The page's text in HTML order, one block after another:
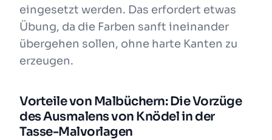
eingesetzt werden. Das erfordert etwas
Übung, da die Farben sanft ineinander
übergehen sollen, ohne harte Kanten zu
erzeugen.
Vorteile von Malbüchern: Die Vorzüge
des Ausmalens von Knödel in der
Tasse-Malvorlagen